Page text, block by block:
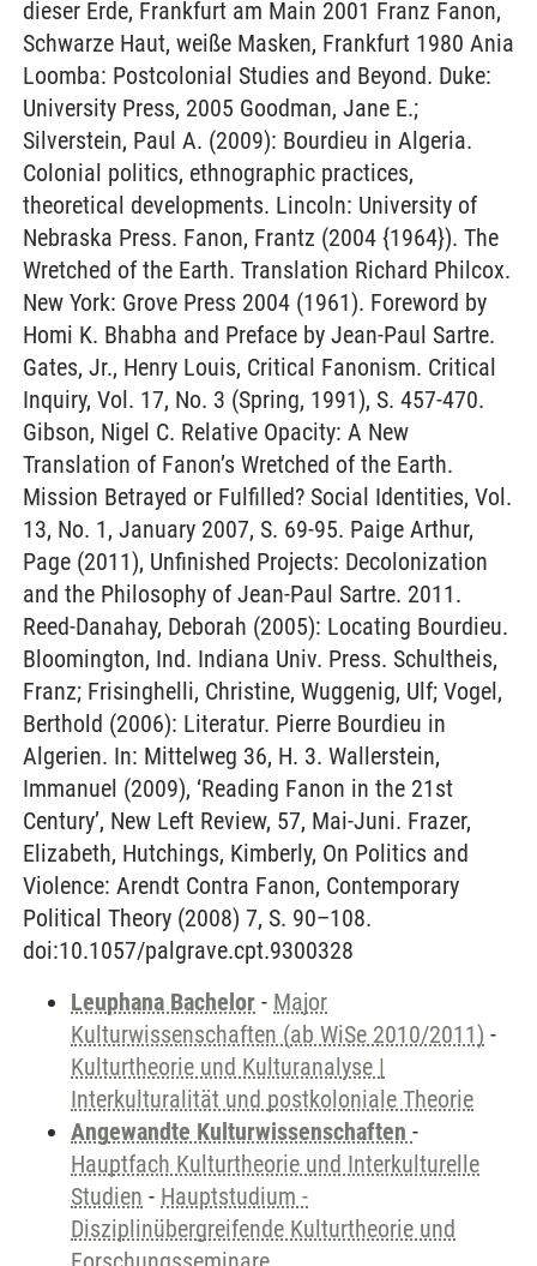
dieser Erde, Frankfurt am Main 2001 Franz Fanon,
Schwarze Haut, weiße Masken, Frankfurt 1980 Ania
Loomba: Postcolonial Studies and Beyond. Duke:
University Press, 2005 Goodman, Jane E.;
Silverstein, Paul A. (2009): Bourdieu in Algeria.
Colonial politics, ethnographic practices,
theoretical developments. Lincoln: University of
Nebraska Press. Fanon, Frantz (2004 {1964}). The
Wretched of the Earth. Translation Richard Philcox.
New York: Grove Press 2004 (1961). Foreword by
Homi K. Bhabha and Preface by Jean-Paul Sartre.
Gates, Jr., Henry Louis, Critical Fanonism. Critical
Inquiry, Vol. 17, No. 3 (Spring, 1991), S. 457-470.
Gibson, Nigel C. Relative Opacity: A New
Translation of Fanon’s Wretched of the Earth.
Mission Betrayed or Fulfilled? Social Identities, Vol.
13, No. 1, January 2007, S. 69-95. Paige Arthur,
Page (2011), Unfinished Projects: Decolonization
and the Philosophy of Jean-Paul Sartre. 2011.
Reed-Danahay, Deborah (2005): Locating Bourdieu.
Bloomington, Ind. Indiana Univ. Press. Schultheis,
Franz; Frisinghelli, Christine, Wuggenig, Ulf; Vogel,
Berthold (2006): Literatur. Pierre Bourdieu in
Algerien. In: Mittelweg 36, H. 3. Wallerstein,
Immanuel (2009), ‘Reading Fanon in the 21st
Century’, New Left Review, 57, Mai-Juni. Frazer,
Elizabeth, Hutchings, Kimberly, On Politics and
Violence: Arendt Contra Fanon, Contemporary
Political Theory (2008) 7, S. 90–108.
doi:10.1057/palgrave.cpt.9300328
Leuphana Bachelor - Major
Kulturwissenschaften (ab WiSe 2010/2011) -
Kulturtheorie und Kulturanalyse |
Interkulturalität und postkoloniale Theorie
Angewandte Kulturwissenschaften -
Hauptfach Kulturtheorie und Interkulturelle
Studien - Hauptstudium -
Disziplinübergreifende Kulturtheorie und